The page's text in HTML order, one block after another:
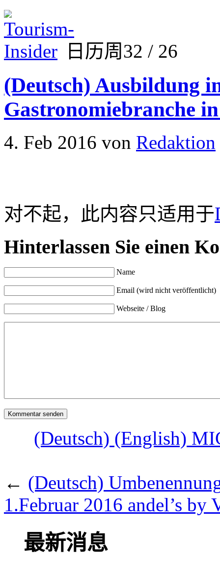
日历周32 / 26
(Deutsch) Ausbildung
Gastronomiebranche
4. Feb 2016 von Redaktion
对不起，此内容只适用于
Hinterlassen Sie einen
Name
Email (wird nicht veröffentlicht)
Webseite / Blog
(Deutsch) (English)
← (Deutsch)
1.Februar 2016 andel’s by
最新消息